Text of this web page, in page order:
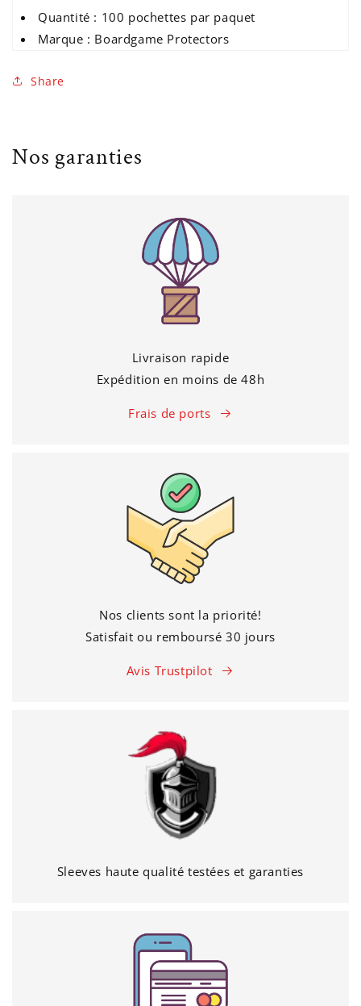
Quantité : 100 pochettes par paquet
Marque : Boardgame Protectors
Share
Nos garanties
Livraison rapide
Expédition en moins de 48h
Frais de ports
Nos clients sont la priorité!
Satisfait ou remboursé 30 jours
Avis Trustpilot
Sleeves haute qualité testées et garanties